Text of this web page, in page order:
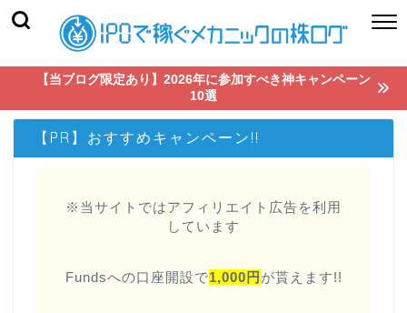
【当ブログ限定あり】2026年に参加すべき神キャンペーン
10選
【PR】おすすめキャンペーン!!
※当サイトではアフィリエイト広告を利用
しています
Fundsへの口座開設で1,000円 が貰えます!!